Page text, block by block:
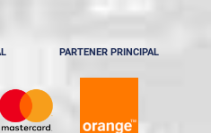
PARTENER PRINCIPAL